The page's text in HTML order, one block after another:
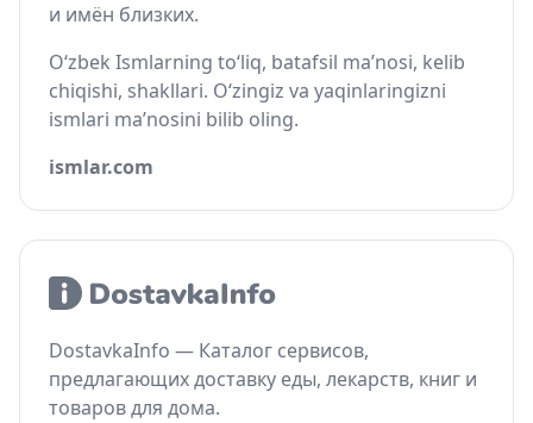
и имён близких.
O‘zbek Ismlarning to‘liq, batafsil ma’nosi, kelib
chiqishi, shakllari. O‘zingiz va yaqinlaringizni
ismlari ma’nosini bilib oling.
ismlar.com
DostavkaInfo — Каталог сервисов,
предлагающих доставку еды, лекарств, книг и
товаров для дома.